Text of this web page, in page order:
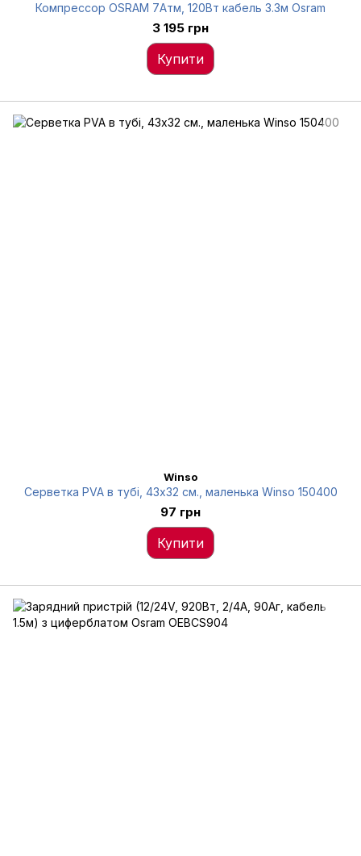
Компрессор OSRAM 7Атм, 120Вт кабель 3.3м Osram
3 195 грн
Купити
Winso
Серветка PVA в тубі, 43x32 см., маленька Winso 150400
97 грн
Купити